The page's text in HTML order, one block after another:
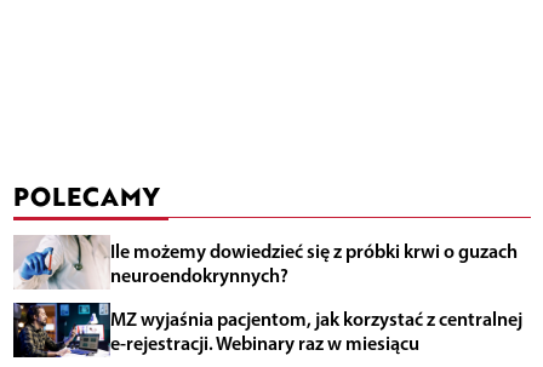
POLECAMY
Ile możemy dowiedzieć się z próbki krwi o guzach
neuroendokrynnych?
MZ wyjaśnia pacjentom, jak korzystać z centralnej
e-rejestracji. Webinary raz w miesiącu